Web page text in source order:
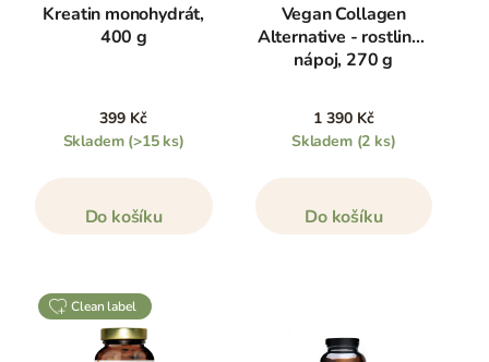
Kreatin monohydrát,
400 g
399 Kč
Skladem (>15 ks)
Do košíku
Vegan Collagen
Alternative - rostlinný
nápoj, 270 g
1 390 Kč
Skladem (2 ks)
Do košíku
clean label